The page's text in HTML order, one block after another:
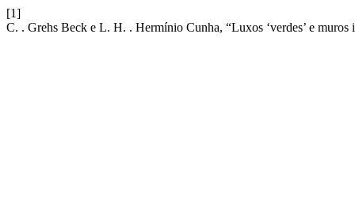
[1]
C. . Grehs Beck e L. H. . Hermínio Cunha, “Luxos ‘verdes’ e